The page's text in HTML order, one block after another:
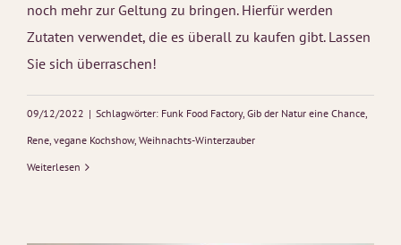
noch mehr zur Geltung zu bringen. Hierfür werden
Zutaten verwendet, die es überall zu kaufen gibt. Lassen
Sie sich überraschen!
09/12/2022 | Schlagwörter: Funk Food Factory, Gib der Natur eine Chance,
Rene, vegane Kochshow, Weihnachts-Winterzauber
Weiterlesen